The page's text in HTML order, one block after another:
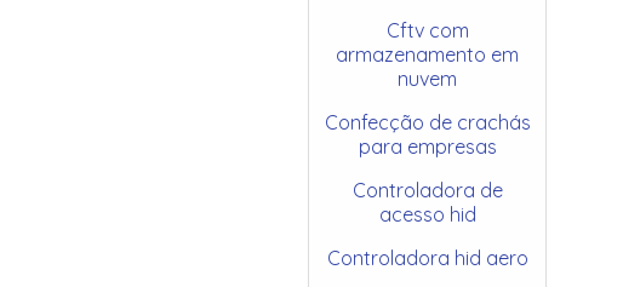
Cftv com
armazenamento em
nuvem
Confecção de crachás
para empresas
Controladora de
acesso hid
Controladora hid aero